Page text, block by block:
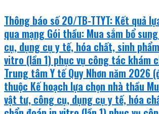
Thông báo số 20/TB-TTYT: Kết quả
qua mạng Gói thầu: Mua sắm bổ
cụ, dụng cụ y tế, hóa chất, sinh
vitro (lần 1) phục vụ công tác khám
Trung tâm Y tế Quy Nhơn năm 2026
thuộc Kế hoạch lựa chọn nhà thầu
vật tư, công cụ, dụng cụ y tế, hóa